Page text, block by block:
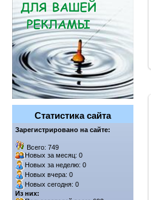
Статистика сайта
Зарегистрировано на сайте:
Всего: 749
Новых за месяц: 0
Новых за неделю: 0
Новых вчера: 0
Новых сегодня: 0
Из них: